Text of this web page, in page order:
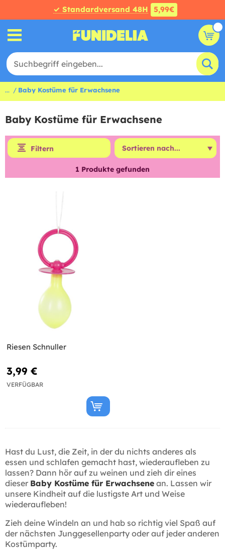
✓ Standardversand 48H 5,99€
... Baby Kostüme für Erwachsene
Baby Kostüme für Erwachsene
Filtern
1 Produkte gefunden
Riesen Schnuller
3,99 €
VERFÜGBAR
Hast du Lust, die Zeit, in der du nichts anderes als
essen und schlafen gemacht hast, wiederaufleben zu
lassen? Dann hör auf zu weinen und zieh dir eines
dieser Baby Kostüme für Erwachsene an. Lassen wir
unsere Kindheit auf die lustigste Art und Weise
wiederaufleben!
Zieh deine Windeln an und hab so richtig viel Spaß auf
der nächsten Junggesellenparty oder auf jeder anderen
Kostümparty.